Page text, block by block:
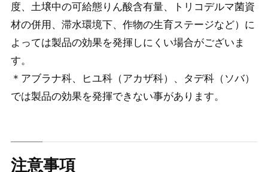
度、土壌中の可給態りん酸含有量、トリコデルマ菌資
材の併用、滞水環境下、作物の生育ステージなど）に
よっては製品の効果を発揮しにくい場合がございま
す。
＊アブラナ科、ヒユ科（アカザ科）、タデ科（ソバ）
では製品の効果を発揮できない事があります。
注意事項